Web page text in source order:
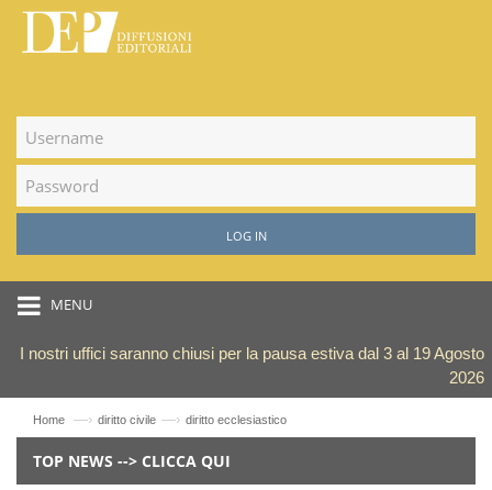
LOG IN
MENU
I nostri uffici saranno chiusi per la pausa estiva dal 3 al 19 Agosto
2026
Home —› diritto civile —› diritto ecclesiastico
TOP NEWS --> CLICCA QUI